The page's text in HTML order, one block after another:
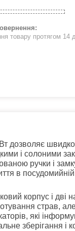
товару протягом 14
дозволяє швидко
і солоними
ручки і
в
корпус і дві
страв,
які
зберігання і